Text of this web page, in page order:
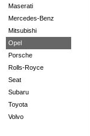
Maserati
Mercedes-Benz
Mitsubishi
Opel
Porsche
Rolls-Royce
Seat
Subaru
Toyota
Volvo